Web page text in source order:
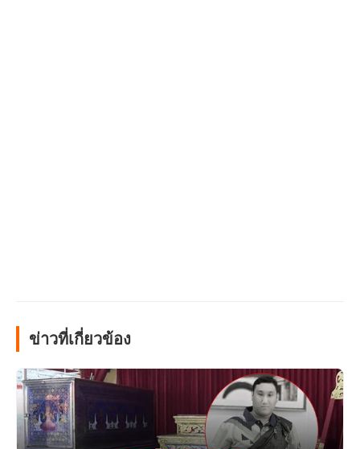
ข่าวที่เกี่ยวข้อง